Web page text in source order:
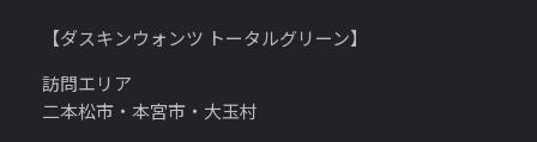
【ダスキンウォンツ トータルグリーン】
訪問エリア
二本松市・本宮市・大玉村